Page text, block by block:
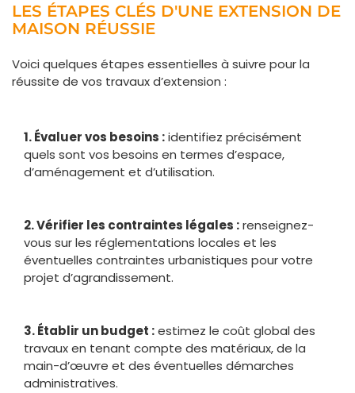
LES ÉTAPES CLÉS D'UNE EXTENSION DE
MAISON RÉUSSIE
Voici quelques étapes essentielles à suivre pour la
réussite de vos travaux d’extension :
1. Évaluer vos besoins :identifiez précisément
quels sont vos besoins en termes d’espace,
d’aménagement et d’utilisation.
2. Vérifier les contraintes légales :renseignez-
vous sur les réglementations locales et les
éventuelles contraintes urbanistiques pour votre
projet d’agrandissement.
3. Établir un budget :estimez le coût global des
travaux en tenant compte des matériaux, de la
main-d’œuvre et des éventuelles démarches
administratives.